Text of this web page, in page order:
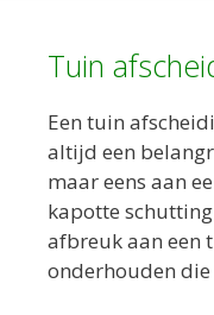
Tuin
Een tuin
altijd een
maar eens aan
kapotte
afbreuk aan een
onderhouden